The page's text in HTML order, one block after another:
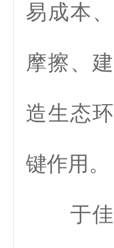
易成本
摩擦、
造生态
键作用。
于佳